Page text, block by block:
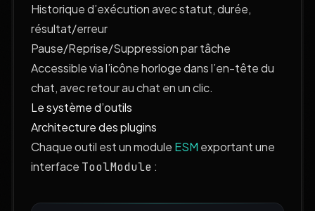
Historique d’exécution avec statut, durée,
résultat/erreur
Pause/Reprise/Suppression par tâche
Accessible via l’icône horloge dans l’en-tête du
chat, avec retour au chat en un clic.
Le système d’outils
Architecture des plugins
Chaque outil est un module ESM exportant une
interface ToolModule :